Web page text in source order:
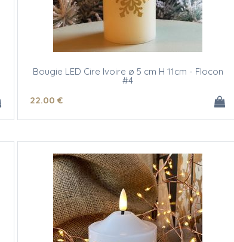
Bougie LED Cire Ivoire ø 5 cm H 11cm - Flocon
#4
22.00 €